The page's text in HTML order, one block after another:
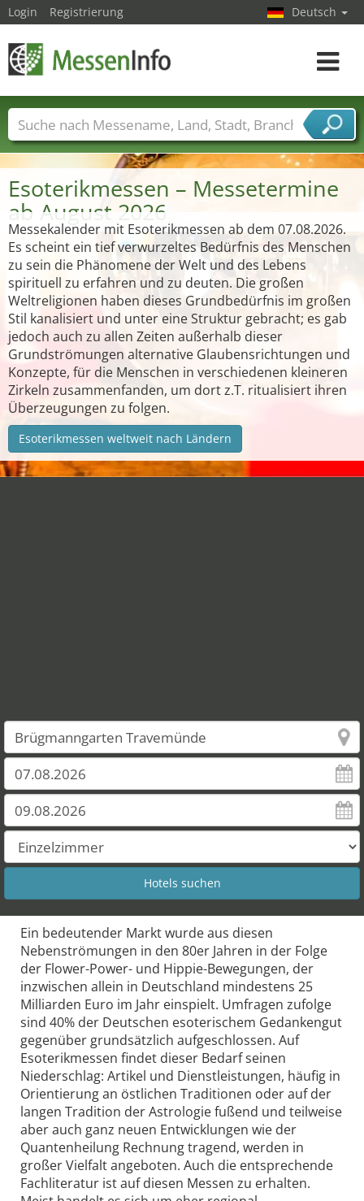
Esoterikmessen – Messetermine
ab August 2026
Messekalender mit Esoterikmessen ab dem 07.08.2026.
Es scheint ein tief verwurzeltes Bedürfnis des Menschen
zu sein die Phänomene der Welt und des Lebens
spirituell zu erfahren und zu deuten. Die großen
Weltreligionen haben dieses Grundbedürfnis im großen
Stil kanalisiert und unter eine Struktur gebracht; es gab
jedoch auch zu allen Zeiten außerhalb dieser
Grundströmungen alternative Glaubensrichtungen und
Konzepte, für die Menschen in verschiedenen kleineren
Zirkeln zusammenfanden, um dort z.T. ritualisiert ihren
Überzeugungen zu folgen.
Esoterikmessen weltweit nach Ländern
Ein bedeutender Markt wurde aus diesen
Nebenströmungen in den 80er Jahren in der Folge
der Flower-Power- und Hippie-Bewegungen, der
inzwischen allein in Deutschland mindestens 25
Milliarden Euro im Jahr einspielt. Umfragen zufolge
sind 40% der Deutschen esoterischem Gedankengut
gegenüber grundsätzlich aufgeschlossen. Auf
Esoterikmessen findet dieser Bedarf seinen
Niederschlag: Artikel und Dienstleistungen, häufig in
Orientierung an östlichen Traditionen oder auf der
langen Tradition der Astrologie fußend und teilweise
aber auch ganz neuen Entwicklungen wie der
Quantenheilung Rechnung tragend, werden in
großer Vielfalt angeboten. Auch die entsprechende
Fachliteratur ist auf diesen Messen zu erhalten.
Login Registrierung Deutsch
Toggle
Messenamen Länder Städte
Branchen
Dienstleisterbranchen